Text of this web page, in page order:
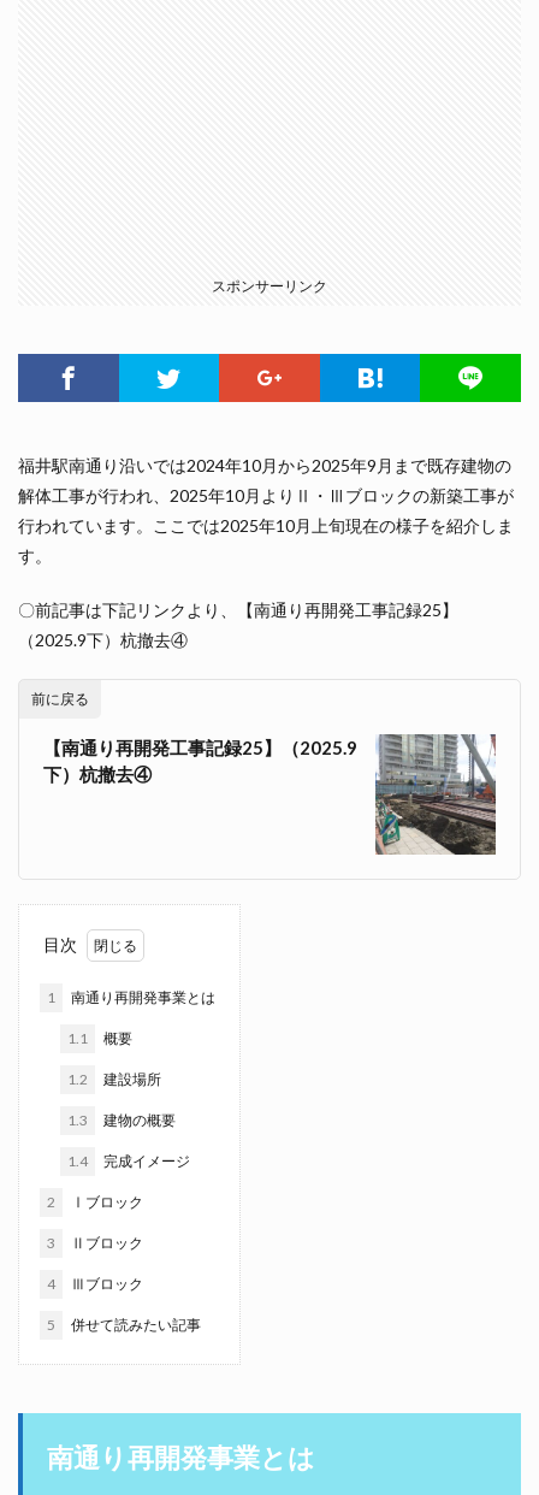
スポンサーリンク
福井駅南通り沿いでは2024年10月から2025年9月まで既存建物の
解体工事が行われ、2025年10月よりⅡ・Ⅲブロックの新築工事が
行われています。ここでは2025年10月上旬現在の様子を紹介しま
す。
〇前記事は下記リンクより、【南通り再開発工事記録25】
（2025.9下）杭撤去④
前に戻る
【南通り再開発工事記録25】（2025.9
下）杭撤去④
目次
1 南通り再開発事業とは
1.1 概要
1.2 建設場所
1.3 建物の概要
1.4 完成イメージ
2 Ⅰブロック
3 Ⅱブロック
4 Ⅲブロック
5 併せて読みたい記事
南通り再開発事業とは